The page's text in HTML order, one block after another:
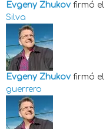
Evgeny Zhukov firmó el
Silva
Evgeny Zhukov firmó el
guerrero